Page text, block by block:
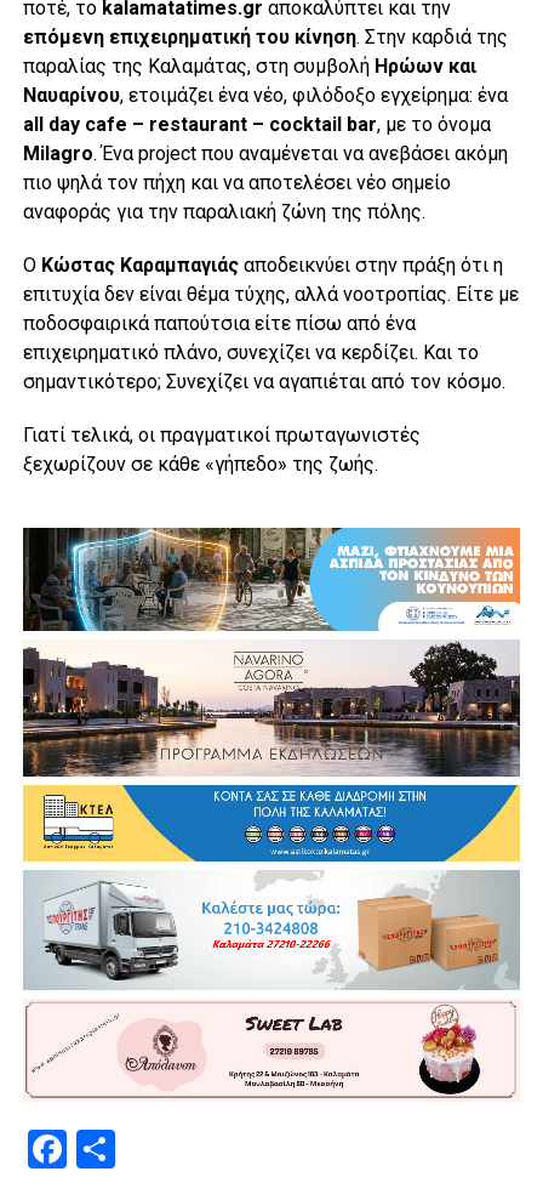
ποτέ, το kalamatatimes.gr αποκαλύπτει και την
επόμενη επιχειρηματική του κίνηση. Στην καρδιά της
παραλίας της Καλαμάτας, στη συμβολή Ηρώων και
Ναυαρίνου, ετοιμάζει ένα νέο, φιλόδοξο εγχείρημα: ένα
all day cafe – restaurant – cocktail bar, με το όνομα
Milagro. Ένα project που αναμένεται να ανεβάσει ακόμη
πιο ψηλά τον πήχη και να αποτελέσει νέο σημείο
αναφοράς για την παραλιακή ζώνη της πόλης.
Ο Κώστας Καραμπαγιάςαποδεικνύει στην πράξη ότι η
επιτυχία δεν είναι θέμα τύχης, αλλά νοοτροπίας. Είτε με
ποδοσφαιρικά παπούτσια είτε πίσω από ένα
επιχειρηματικό πλάνο, συνεχίζει να κερδίζει. Και το
σημαντικότερο; Συνεχίζει να αγαπιέται από τον κόσμο.
Γιατί τελικά, οι πραγματικοί πρωταγωνιστές
ξεχωρίζουν σε κάθε «γήπεδο» της ζωής.
Facebook